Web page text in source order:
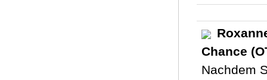
Chance
Nachdem